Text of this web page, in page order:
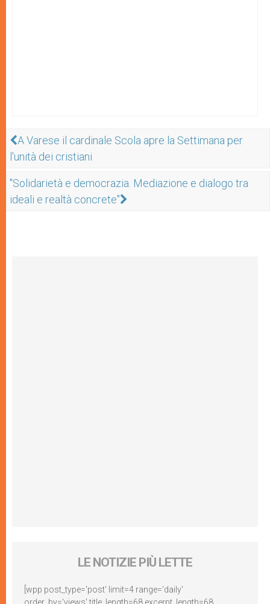
A Varese il cardinale Scola apre la Settimana per
l'unità dei cristiani
"Solidarietà e democrazia. Mediazione e dialogo tra
ideali e realtà concrete"
LE NOTIZIE PIÙ LETTE
[wpp post_type='post' limit=4 range='daily'